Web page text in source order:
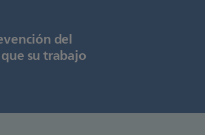
del
su trabajo